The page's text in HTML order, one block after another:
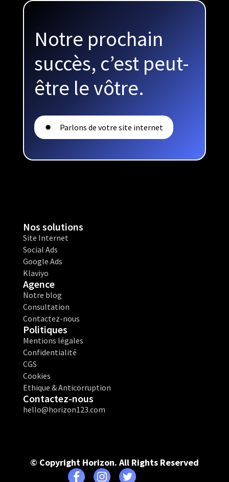
Notre prochain
succès, c’est peut-
être le vôtre.
Parlons de votre site internet
Nos solutions
Site Internet
Social Ads
Google Ads
Klaviyo
Agence
Notre blog
Consultation
Contactez-nous
Politiques
Mentions légales
Confidentialité
CGS
Cookies
Ethique & Anticorruption
Contactez-nous
hello@horizon123.com
© Copyright Horizon. All Rights Reserved